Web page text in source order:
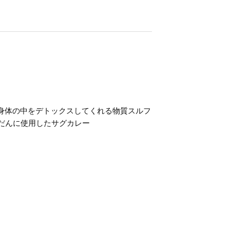
の中をデトックスしてくれる物質スルフ
んに使用したサグカレー